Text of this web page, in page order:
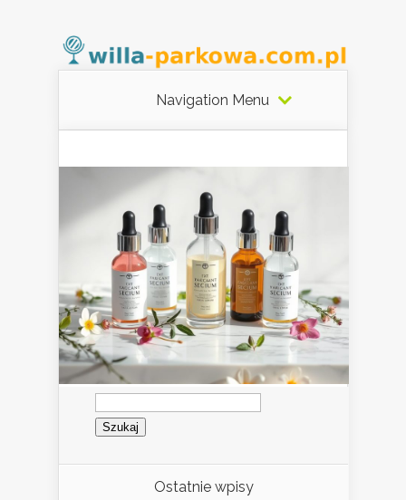
Navigation Menu
Szukaj:
Ostatnie wpisy